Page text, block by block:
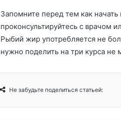
Запомните перед тем как
проконсультируйтесь с врачом
Рыбий жир употребляется не
нужно поделить на три курса не
Не забудьте поделиться статьей: